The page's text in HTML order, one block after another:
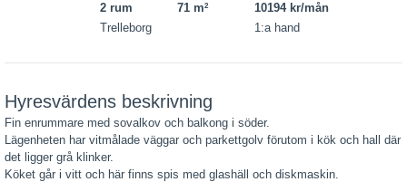
2 rum 71 m2
10194 kr/mån
Trelleborg
1:a hand
Hyresvärdens beskrivning
Fin enrummare med sovalkov och balkong i söder.
Lägenheten har vitmålade väggar och parkettgolv förutom i kök och hall där
det ligger grå klinker.
Köket går i vitt och här finns spis med glashäll och diskmaskin.